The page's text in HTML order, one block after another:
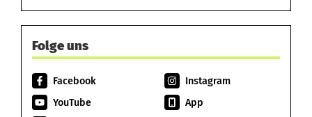
Folge uns
Facebook
Instagram
YouTube
App